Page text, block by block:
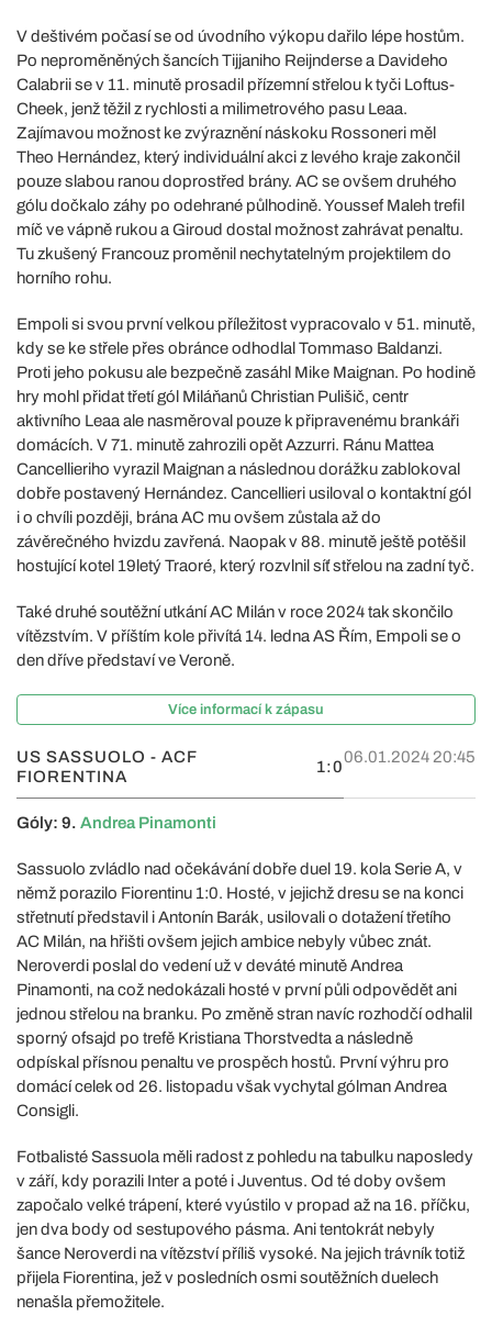
V deštivém počasí se od úvodního výkopu dařilo lépe hostům.
Po neproměněných šancích Tijjaniho Reijnderse a Davideho
Calabrii se v 11. minutě prosadil přízemní střelou k tyči Loftus-
Cheek, jenž těžil z rychlosti a milimetrového pasu Leaa.
Zajímavou možnost ke zvýraznění náskoku Rossoneri měl
Theo Hernández, který individuální akci z levého kraje zakončil
pouze slabou ranou doprostřed brány. AC se ovšem druhého
gólu dočkalo záhy po odehrané půlhodině. Youssef Maleh trefil
míč ve vápně rukou a Giroud dostal možnost zahrávat penaltu.
Tu zkušený Francouz proměnil nechytatelným projektilem do
horního rohu.
Empoli si svou první velkou příležitost vypracovalo v 51. minutě,
kdy se ke střele přes obránce odhodlal Tommaso Baldanzi.
Proti jeho pokusu ale bezpečně zasáhl Mike Maignan. Po hodině
hry mohl přidat třetí gól Miláňanů Christian Pulišič, centr
aktivního Leaa ale nasměroval pouze k připravenému brankáři
domácích. V 71. minutě zahrozili opět Azzurri. Ránu Mattea
Cancellieriho vyrazil Maignan a následnou dorážku zablokoval
dobře postavený Hernández. Cancellieri usiloval o kontaktní gól
i o chvíli později, brána AC mu ovšem zůstala až do
závěrečného hvizdu zavřená. Naopak v 88. minutě ještě potěšil
hostující kotel 19letý Traoré, který rozvlnil síť střelou na zadní tyč.
Také druhé soutěžní utkání AC Milán v roce 2024 tak skončilo
vítězstvím. V příštím kole přivítá 14. ledna AS Řím, Empoli se o
den dříve představí ve Veroně.
Více informací k zápasu
US SASSUOLO - ACF
FIORENTINA
1:0
06.01.2024 20:45
Góly: 9. Andrea Pinamonti
Sassuolo zvládlo nad očekávání dobře duel 19. kola Serie A, v
němž porazilo Fiorentinu 1:0. Hosté, v jejichž dresu se na konci
střetnutí představil i Antonín Barák, usilovali o dotažení třetího
AC Milán, na hřišti ovšem jejich ambice nebyly vůbec znát.
Neroverdi poslal do vedení už v deváté minutě Andrea
Pinamonti, na což nedokázali hosté v první půli odpovědět ani
jednou střelou na branku. Po změně stran navíc rozhodčí odhalil
sporný ofsajd po trefě Kristiana Thorstvedta a následně
odpískal přísnou penaltu ve prospěch hostů. První výhru pro
domácí celek od 26. listopadu však vychytal gólman Andrea
Consigli.
Fotbalisté Sassuola měli radost z pohledu na tabulku naposledy
v září, kdy porazili Inter a poté i Juventus. Od té doby ovšem
započalo velké trápení, které vyústilo v propad až na 16. příčku,
jen dva body od sestupového pásma. Ani tentokrát nebyly
šance Neroverdi na vítězství příliš vysoké. Na jejich trávník totiž
přijela Fiorentina, jež v posledních osmi soutěžních duelech
nenašla přemožitele.